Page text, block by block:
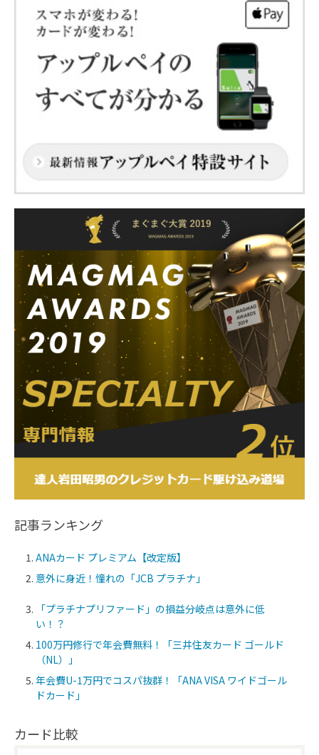
記事ランキング
ANAカード プレミアム【改定版】
意外に身近！憧れの「JCB プラチナ」
「プラチナプリファード」の損益分岐点は意外に低
い！？
100万円修行で年会費無料！「三井住友カード ゴールド
（NL）」
年会費U-1万円でコスパ抜群！「ANA VISA ワイドゴール
ドカード」
カード比較